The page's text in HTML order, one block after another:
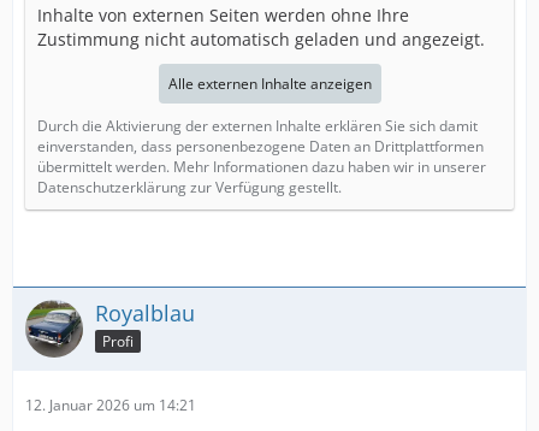
Inhalte von externen Seiten werden ohne Ihre
Zustimmung nicht automatisch geladen und angezeigt.
Alle externen Inhalte anzeigen
Durch die Aktivierung der externen Inhalte erklären Sie sich damit
einverstanden, dass personenbezogene Daten an Drittplattformen
übermittelt werden. Mehr Informationen dazu haben wir in unserer
Datenschutzerklärung zur Verfügung gestellt.
Royalblau
Profi
12. Januar 2026 um 14:21